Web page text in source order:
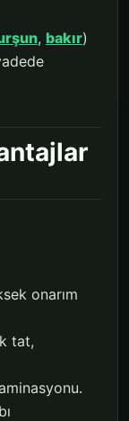
, bakır)
onarım
tat,